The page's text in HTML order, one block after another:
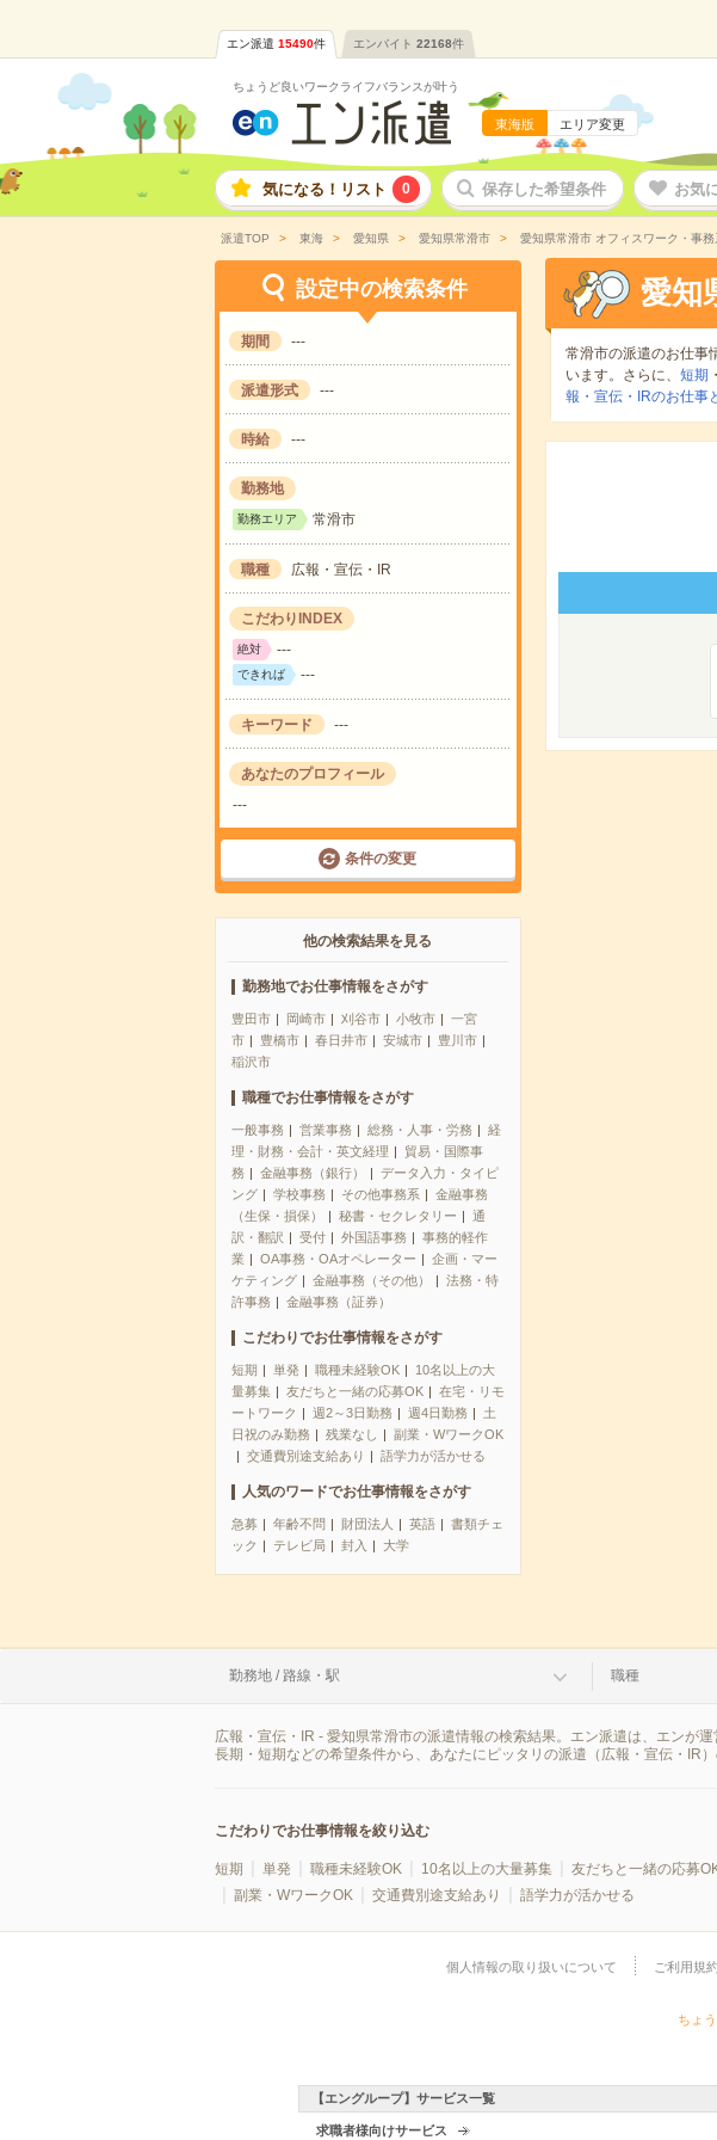
エン派遣 15490件 エンバイト 22168件
ちょうど良いワークライフバランスが叶う
東海版 エリア変更
気になる！リスト 0 保存した希望条件 お気
派遣TOP 東海 愛知県 愛知県常滑市 愛知県常滑市 オフィスワーク・事務
設定中の検索条件
期間 ---
派遣形式 ---
時給 ---
勤務地
勤務エリア 常滑市
職種 広報・宣伝・IR
こだわりINDEX
絶対 ---
できれば ---
キーワード ---
あなたのプロフィール
---
条件の変更
他の検索結果を見る
勤務地でお仕事情報をさがす
豊田市 岡崎市 刈谷市 小牧市
一宮
市
豊橋市 春日井市 安城市
豊川市
稲沢市
職種でお仕事情報をさがす
一般事務 営業事務 総務・人事・労務
経
理・財務・会計・英文経理
貿易・国際事
務
金融事務（銀行）
データ入力・タイピ
ング
学校事務 その他事務系
金融事務
（生保・損保）
秘書・セクレタリー
通
訳・翻訳
受付 外国語事務
事務的軽作
業
OA事務・OAオペレーター
企画・マー
ケティング
金融事務（その他）
法務・特
許事務
金融事務（証券）
こだわりでお仕事情報をさがす
短期 単発 職種未経験OK
10名以上の大
量募集
友だちと一緒の応募OK
在宅・リモ
ートワーク
週2～3日勤務 週4日勤務
土
日祝のみ勤務
残業なし
副業・WワークOK
交通費別途支給あり
語学力が活かせる
人気のワードでお仕事情報をさがす
急募 年齢不問 財団法人 英語
書類チェ
ック
テレビ局 封入 大学
愛知
常滑市の派遣のお仕事
います。さらに、 短期 ・
報・宣伝・IRのお仕事
勤務地 / 路線・駅 職種
広報・宣伝・IR - 愛知県常滑市の派遣情報の検索結果。エン派遣は、エンが
長期・短期などの希望条件から、あなたにピッタリの派遣（広報・宣伝・IR）
こだわりでお仕事情報を絞り込む
短期 単発 職種未経験OK 10名以上の大量募集 友だちと一緒の応募
副業・WワークOK
交通費別途支給あり 語学力が活かせる
個人情報の取り扱いについて ご利用規
ちょ
【エングループ】サービス一覧
求職者様向けサービス